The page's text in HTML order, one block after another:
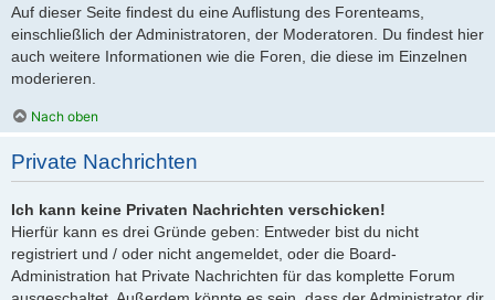
Auf dieser Seite findest du eine Auflistung des Forenteams,
einschließlich der Administratoren, der Moderatoren. Du findest hier
auch weitere Informationen wie die Foren, die diese im Einzelnen
moderieren.
Nach oben
Private Nachrichten
Ich kann keine Privaten Nachrichten verschicken!
Hierfür kann es drei Gründe geben: Entweder bist du nicht
registriert und / oder nicht angemeldet, oder die Board-
Administration hat Private Nachrichten für das komplette Forum